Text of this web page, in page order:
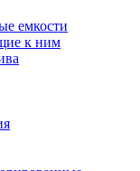
емкости
к ним